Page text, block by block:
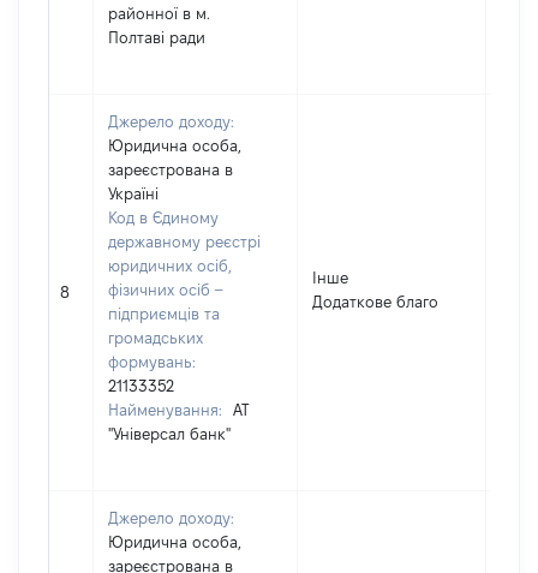
районної в м.
Полтаві ради
8
Джерело доходу:
Юридична особа,
зареєстрована в
Україні
Код в Єдиному
державному реєстрі
юридичних осіб,
фізичних осіб –
підприємців та
громадських
формувань:
21133352
Найменування:
АТ
"Універсал банк"
Інше
Додаткове благо
Джерело доходу:
Юридична особа,
зареєстрована в